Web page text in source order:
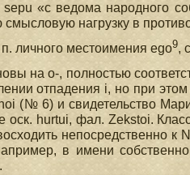
«с ведома народного
нагрузку в
личного местоимения ego9,
на о-, полностью
отпадения i, но при
(№ 6) и свидетельство
оск. hurtui, фал. Zekstoi.
непосредственно к
в имени